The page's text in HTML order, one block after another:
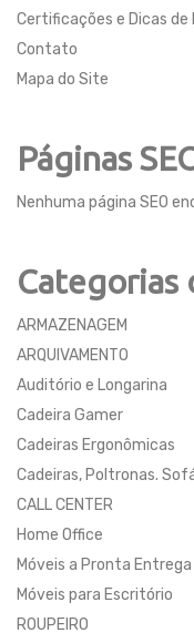
Certificações e Dicas de
Contato
Mapa do Site
Páginas
Nenhuma página SEO
Categorias
ARMAZENAGEM
ARQUIVAMENTO
Auditório e Longarina
Cadeira Gamer
Cadeiras Ergonômicas
Cadeiras, Poltronas.
CALL CENTER
Home Office
Móveis a Pronta Entrega
Móveis para Escritório
ROUPEIRO